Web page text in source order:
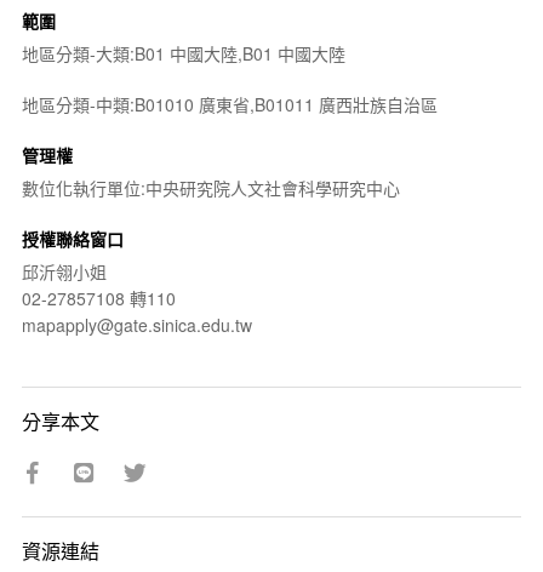
範圍
地區分類-大類:B01 中國大陸,B01 中國大陸
地區分類-中類:B01010 廣東省,B01011 廣西壯族自治區
管理權
數位化執行單位:中央研究院人文社會科學研究中心
授權聯絡窗口
邱沂翎小姐
02-27857108 轉110
mapapply@gate.sinica.edu.tw
分享本文
資源連結